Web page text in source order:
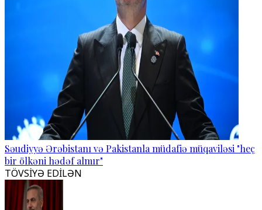
Səudiyyə Ərəbistanı və Pakistanla müdafiə müqaviləsi "heç
bir ölkəni hədəf almır"
TÖVSİYƏ EDİLƏN